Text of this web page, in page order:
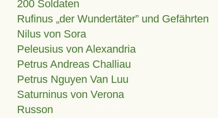
200 Soldaten
Rufinus „der Wundertäter” und Gefährten
Nilus von Sora
Peleusius von Alexandria
Petrus Andreas Challiau
Petrus Nguyen Van Luu
Saturninus von Verona
Russon